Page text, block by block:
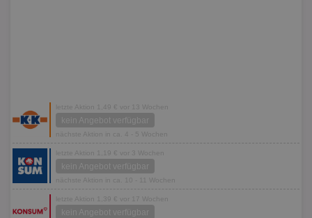
letzte Aktion 1,49 € vor 13 Wochen
kein Angebot verfügbar
nächste Aktion in ca. 4 - 5 Wochen
letzte Aktion 1,19 € vor 3 Wochen
kein Angebot verfügbar
nächste Aktion in ca. 10 - 11 Wochen
letzte Aktion 1,39 € vor 17 Wochen
kein Angebot verfügbar